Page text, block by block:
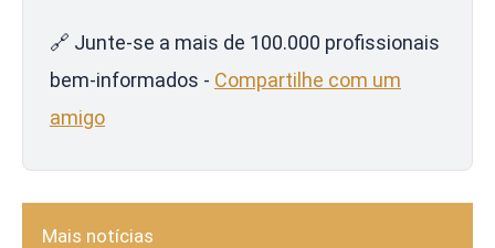
🔗 Junte-se a mais de 100.000 profissionais
bem-informados - Compartilhe com um
amigo
Mais notícias